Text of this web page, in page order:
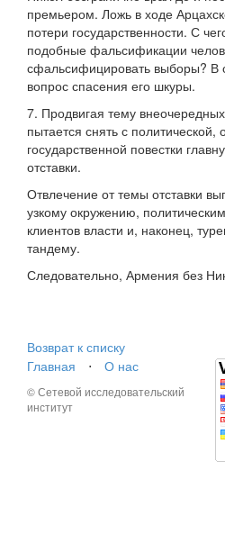
премьером. Ложь в ходе
потери государственности. С
подобные фальсификации
сфальсифицировать выборы? В
вопрос спасения его шкуры.
7. Продвигая тему
пытается снять с политической,
государственной повестки
отставки.
Отвлечение от темы отставки
узкому окружению,
клиентов власти и, наконец,
тандему.
Следовательно, Армения без
Возврат к списку
Главная
⋅ О нас
© Сетевой исследовательский
институт